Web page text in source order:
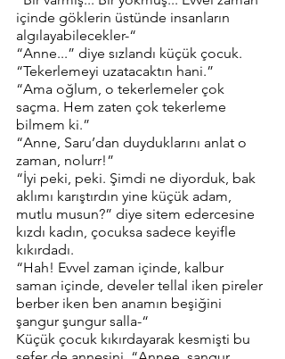
içinde göklerin üstünde insanların
algılayabilecekler-“
“Anne...” diye sızlandı küçük çocuk.
“Tekerlemeyi uzatacaktın hani.”
“Ama oğlum, o tekerlemeler çok
saçma. Hem zaten çok tekerleme
bilmem ki.”
“Anne, Saru’dan duyduklarını anlat o
zaman, nolurr!”
“İyi peki, peki. Şimdi ne diyorduk, bak
aklımı karıştırdın yine küçük adam,
mutlu musun?” diye sitem edercesine
kızdı kadın, çocuksa sadece keyifle
kıkırdadı.
“Hah! Evvel zaman içinde, kalbur
saman içinde, develer tellal iken pireler
berber iken ben anamın beşiğini
şangur şungur salla-“
Küçük çocuk kıkırdayarak kesmişti bu